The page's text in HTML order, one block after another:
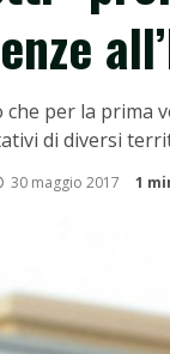
che per la prima
di diversi
30 maggio 2017 1